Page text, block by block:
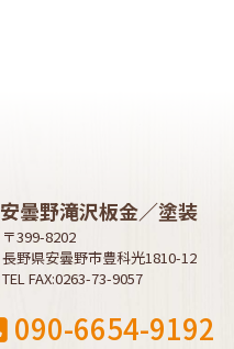
安曇野滝沢板金／塗装
〒399-8202
長野県安曇野市豊科光1810-12
TEL FAX:0263-73-9057
090-6654-9192